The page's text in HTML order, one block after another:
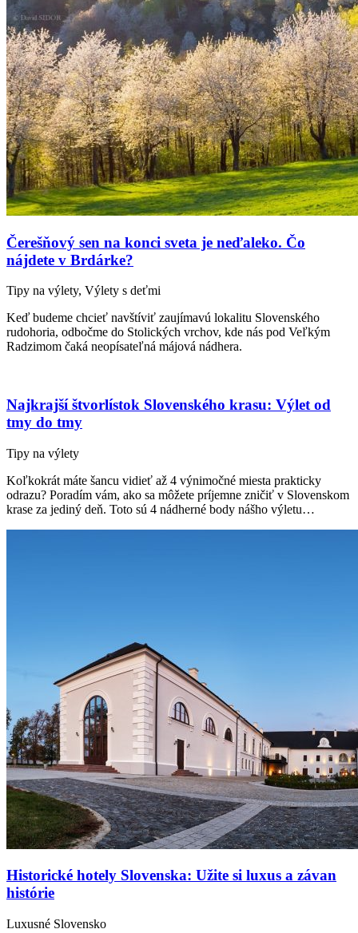
Čerešňový sen na konci sveta je neďaleko. Čo
nájdete v Brdárke?
Tipy na výlety, Výlety s deťmi
Keď budeme chcieť navštíviť zaujímavú lokalitu Slovenského
rudohoria, odbočme do Stolických vrchov, kde nás pod Veľkým
Radzimom čaká neopísateľná májová nádhera.
Najkrajší štvorlístok Slovenského krasu: Výlet od
tmy do tmy
Tipy na výlety
Koľkokrát máte šancu vidieť až 4 výnimočné miesta prakticky
odrazu? Poradím vám, ako sa môžete príjemne zničiť v Slovenskom
krase za jediný deň. Toto sú 4 nádherné body nášho výletu…
Historické hotely Slovenska: Užite si luxus a závan
histórie
Luxusné Slovensko